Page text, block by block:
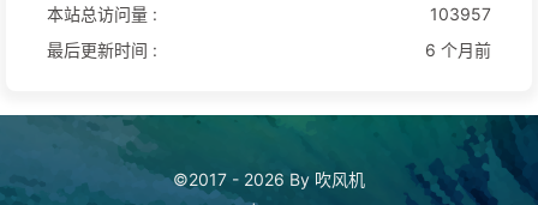
本站总访问量 :
103957
最后更新时间 :
6 个月前
©2017 - 2026 By 吹风机